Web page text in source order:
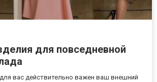
для повседневной
вас действительно важен ваш внешний